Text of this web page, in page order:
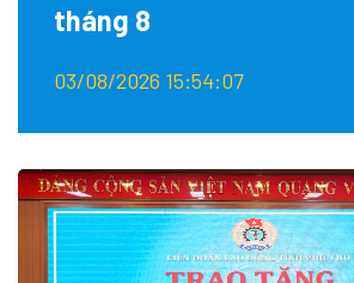
tháng 8
03/08/2026 15:54:07